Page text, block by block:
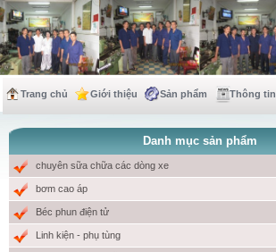
Trang chủ Giới thiệu Sản phẩm Thông tin
Danh mục sản phẩm
chuyên sữa chữa các dòng xe
bơm cao áp
Béc phun điện tử
Linh kiện - phụ tùng